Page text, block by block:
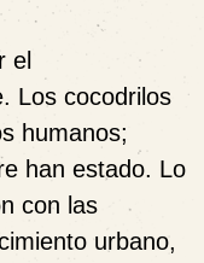
el
Los cocodrilos
humanos;
han estado. Lo
con las
urbano,